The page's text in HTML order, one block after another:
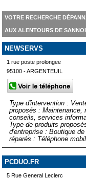
VOTRE RECHERCHE
AUX ALENTOURS DE
NEWSERVS
1 rue poste prolongee
95100 - ARGENTEUIL
Type d'intervention :
proposés : Maintenance,
conseils, services
Type de produits
d'entreprise : Boutique
réparés : Téléphone
PCDUO.FR
5 Rue General Leclerc